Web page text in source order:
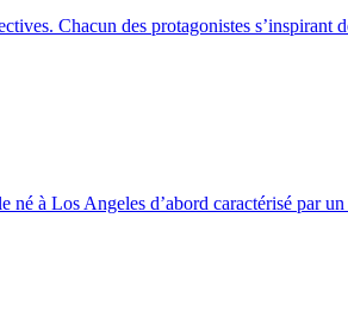
Chacun des protagonistes s’inspirant
à Los Angeles d’abord caractérisé par